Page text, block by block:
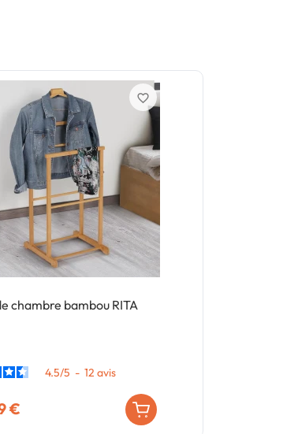
chambre bambou RITA
4.5/5 - 12 avis
€
favorite_border